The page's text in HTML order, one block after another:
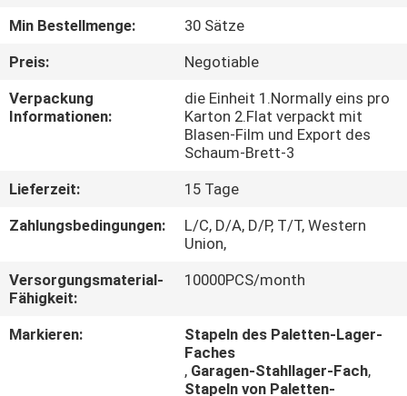
FABRIK-
AUSFLUG
QUALITÄTSKONTROLLE
TRETEN
SIE
UNS
IN
VERBINDUNG
Min Bestellmenge:
30 Sätze
Preis:
Negotiable
Verpackung
Informationen:
die Einheit 1.Normally eins pro
Karton 2.Flat verpackt mit
Blasen-Film und Export des
Schaum-Brett-3
Lieferzeit:
15 Tage
Zahlungsbedingungen:
L/C, D/A, D/P, T/T, Western
Union,
Versorgungsmaterial-
Fähigkeit:
10000PCS/month
Markieren:
Stapeln des Paletten-Lager-
Faches
, Garagen-Stahllager-Fach,
Stapeln von Paletten-